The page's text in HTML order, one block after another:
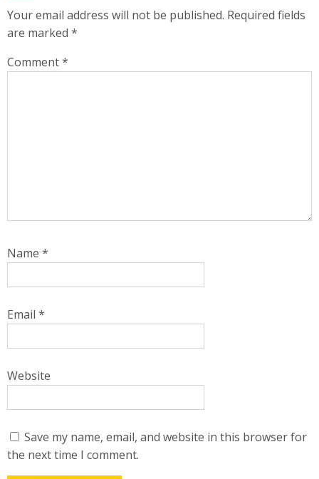
Your email address will not be published. Required fields
are marked *
Comment*
Name *
Email *
Website
Save my name, email, and website in this browser for
the next time I comment.